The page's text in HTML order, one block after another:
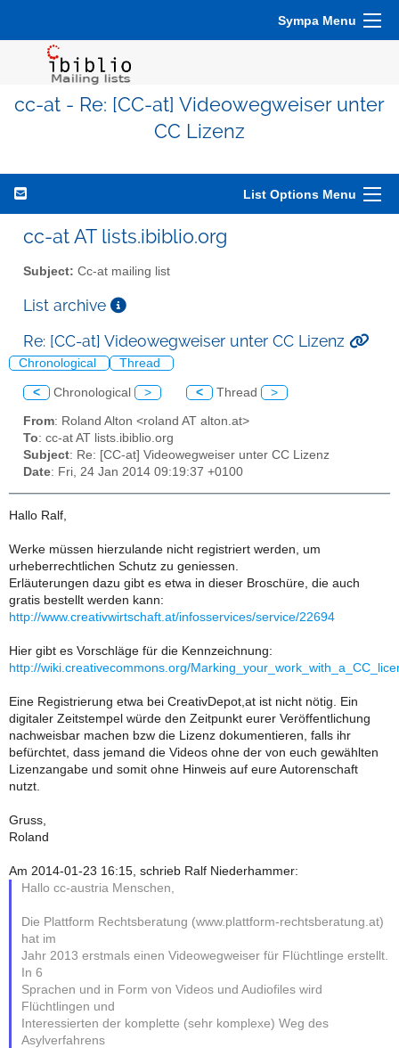
Sympa Menu
cc-at - Re: [CC-at] Videowegweiser unter
CC Lizenz
List Options Menu
cc-at AT lists.ibiblio.org
Subject: Cc-at mailing list
List archive
Re: [CC-at] Videowegweiser unter CC Lizenz
Chronological Thread
< Chronological > < Thread >
From: Roland Alton <roland AT alton.at>
To: cc-at AT lists.ibiblio.org
Subject: Re: [CC-at] Videowegweiser unter CC Lizenz
Date: Fri, 24 Jan 2014 09:19:37 +0100
Hallo Ralf,
Werke müssen hierzulande nicht registriert werden, um
urheberrechtlichen Schutz zu geniessen.
Erläuterungen dazu gibt es etwa in dieser Broschüre, die auch
gratis bestellt werden kann:
http://www.creativwirtschaft.at/infosservices/service/22694
Hier gibt es Vorschläge für die Kennzeichnung:
http://wiki.creativecommons.org/
Eine Registrierung etwa bei CreativDepot,at ist nicht nötig. Ein
digitaler Zeitstempel würde den Zeitpunkt eurer Veröffentlichung
nachweisbar machen bzw die Lizenz dokumentieren, falls ihr
befürchtet, dass jemand die Videos ohne der von euch gewählten
Lizenzangabe und somit ohne Hinweis auf eure Autorenschaft
nutzt.
Gruss,
Roland
Am 2014-01-23 16:15, schrieb Ralf Niederhammer:
Hallo cc-austria Menschen,
Die Plattform Rechtsberatung (www.plattform-rechtsberatung.at)
hat im
Jahr 2013 erstmals einen Videowegweiser für Flüchtlinge erstellt.
In 6
Sprachen und in Form von Videos und Audiofiles wird
Flüchtlingen und
Interessierten der komplette (sehr komplexe) Weg des
Asylverfahrens